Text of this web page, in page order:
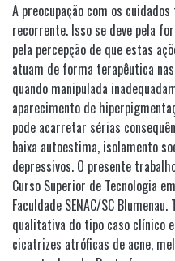
A preocupação com os
recorrente. Isso se deve pela
pela percepção de que estas
atuam de forma terapêutica
quando manipulada
aparecimento de
pode acarretar sérias
baixa autoestima, isolamento
depressivos. O presente
Curso Superior de Tecnologia
Faculdade SENAC/SC
qualitativa do tipo caso clínico
cicatrizes atróficas de acne,